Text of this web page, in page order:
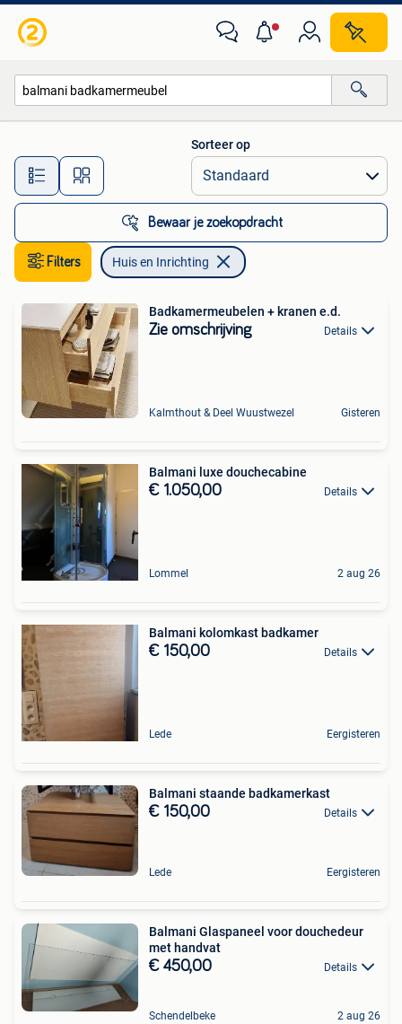
Alle afstanden…
Sorteer op
Bewaar je zoekopdracht
Filters Huis en Inrichting
Badkamermeubelen + kranen e.d.
Zie omschrijving Details
Kalmthout & Deel Wuustwezel Gisteren
Balmani luxe douchecabine
€ 1.050,00 Details
Lommel 2 aug 26
Balmani kolomkast badkamer
€ 150,00 Details
Lede Eergisteren
Balmani staande badkamerkast
€ 150,00 Details
Lede Eergisteren
Balmani Glaspaneel voor douchedeur
met handvat
€ 450,00 Details
Schendelbeke 2 aug 26